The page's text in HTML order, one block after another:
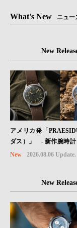
What's New ニュー
New
アメリカ発「
ダス）」 - 新作腕時計
に着ける“ -戦場を駆け
込めた「A-11」コレク
が発売。
New 2026.08.06 Update.
New